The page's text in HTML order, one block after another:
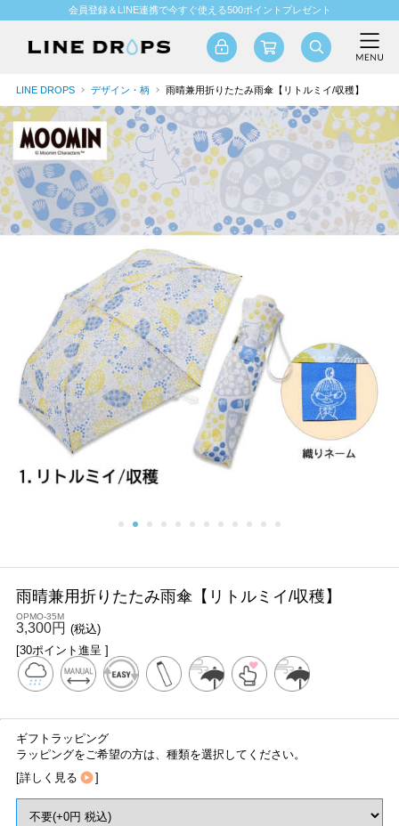
会員登録＆LINE連携で今すぐ使える500ポイントプレゼント
LINE DROPS デザイン・柄 雨晴兼用折りたたみ雨傘【リトルミイ/収穫】
雨晴兼用折りたたみ雨傘【リトルミイ/収穫】
OPMO-35M
3,300円 (税込)
[30ポイント進呈 ]
ギフトラッピング
ラッピングをご希望の方は、種類を選択してください。
[詳しく見る ]